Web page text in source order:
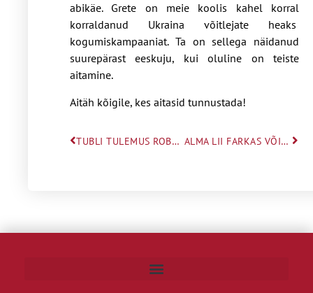
abikäe. Grete on meie koolis kahel korral
korraldanud Ukraina võitlejate heaks
kogumiskampaaniat. Ta on sellega näidanud
suurepärast eeskuju, kui oluline on teiste
aitamine.
Aitäh kõigile, kes aitasid tunnustada!
TUBLI TULEMUS ROBOOTIKAVÕISTLUSEL FLL ALMA LII FARKAS VÕITIS LUULEPRÕMMI VABARIIKLIKUS VOORUS I KOHA